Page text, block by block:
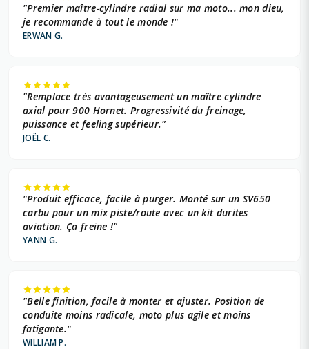
"Premier maître-cylindre radial sur ma moto... mon dieu,
je recommande à tout le monde !"
ERWAN G.
"Remplace très avantageusement un maître cylindre
axial pour 900 Hornet. Progressivité du freinage,
puissance et feeling supérieur."
JOËL C.
"Produit efficace, facile à purger. Monté sur un SV650
carbu pour un mix piste/route avec un kit durites
aviation. Ça freine !"
YANN G.
"Belle finition, facile à monter et ajuster. Position de
conduite moins radicale, moto plus agile et moins
fatigante."
WILLIAM P.